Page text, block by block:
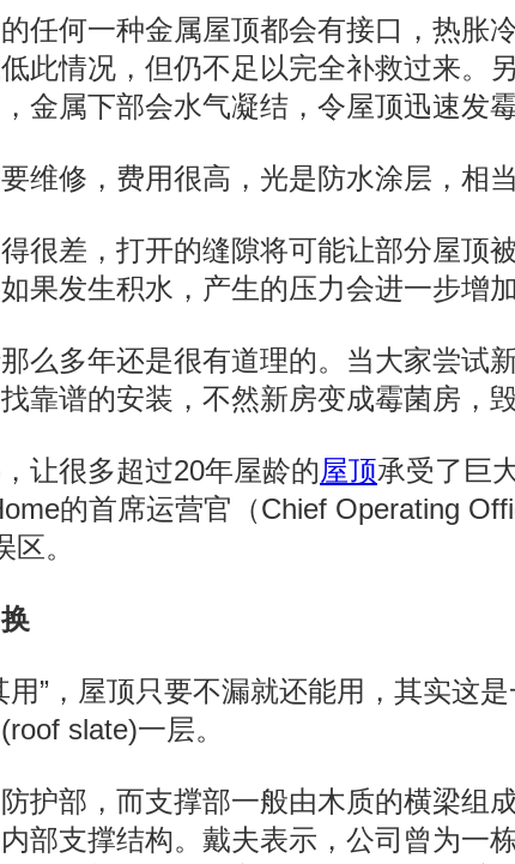
任何一种金属屋顶都会有接口，热胀
此情况，但仍不足以完全补救过来。
金属下部会水气凝结，令屋顶迅速发
维修，费用很高，光是防水涂层，相
很差，打开的缝隙将可能让部分屋顶
果发生积水，产生的压力会进一步增
么多年还是很有道理的。当大家尝试
靠谱的安装，不然新房变成霉菌房，
让很多超过20年屋龄的屋顶承受了巨
的首席运营官（Chief Operating
。
用”，屋顶只要不漏就还能用，其实这
slate)一层。
护部，而支撑部一般由木质的横梁组
部支撑结构。戴夫表示，公司曾为一